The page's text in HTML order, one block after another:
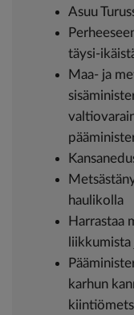
Asuu
täysi-
Maa- ja
haulikolla
Harrastaa
karhun